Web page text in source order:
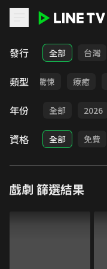
LINE TV - 戲劇
發行 全部 台灣
類型
奇幻 驚悚 療癒
年份 全部 2026
資格 全部 免費
戲劇 篩選結果